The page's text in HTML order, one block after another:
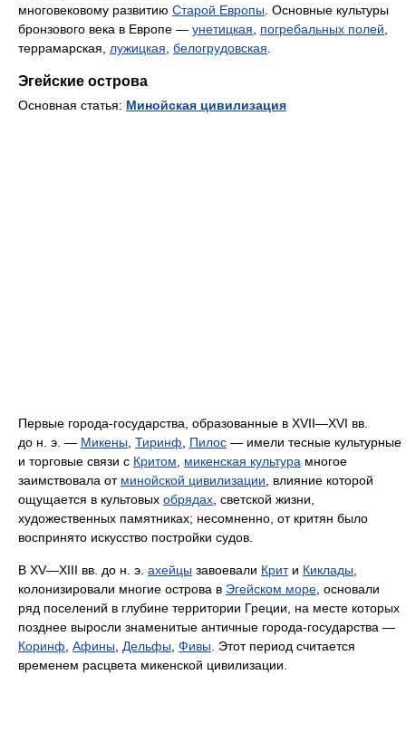
многовековому развитию Старой Европы . Основные культуры
бронзового века в Европе — унетицкая погребальных полей
террамарская, лужицкая белогрудовская
Эгейские острова
Основная статья: Минойская цивилизация
Первые города-государства, образованные в XVII—XVI вв.
до н. э. — Микены Тиринф Пилос — имели тесные культурные
и торговые связи с Критом микенская культура многое
заимствовала от минойской цивилизации , влияние которой
ощущается в культовых обрядах , светской жизни,
художественных памятниках; несомненно, от критян было
воспринято искусство постройки судов.
В XV—XIII вв. до н. э. ахейцы завоевали Крити Киклады
колонизировали многие острова в Эгейском море , основали
ряд поселений в глубине территории Греции, на месте которых
позднее выросли знаменитые античные города-государства —
Коринф Афины Дельфы Фивы . Этот период считается
временем расцвета микенской цивилизации.